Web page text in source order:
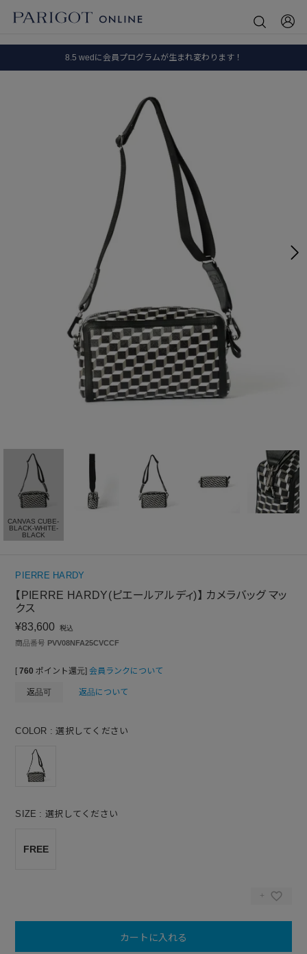
8.5 wedに会員プログラムが生まれ変わります！
全国送料無料｜全品正規取扱
8.5 wedに会員プログラムが生まれ変わります！
CANVAS CUBE-
BLACK-WHITE-
BLACK
PIERRE HARDY
【PIERRE HARDY(ピエールアルディ)】 カメラバッグ マッ
クス
¥83,600 税込
商品番号 PVV08NFA25CVCCF
[ 760 ポイント還元] 会員ランクについて
返品可 返品について
COLOR 選択してください
SIZE 選択してください
FREE
カートに入れる